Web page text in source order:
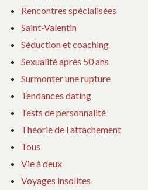
Rencontres spécialisées
Saint-Valentin
Séduction et coaching
Sexualité après 50 ans
Surmonter une rupture
Tendances dating
Tests de personnalité
Théorie de l attachement
Tous
Vie à deux
Voyages insolites